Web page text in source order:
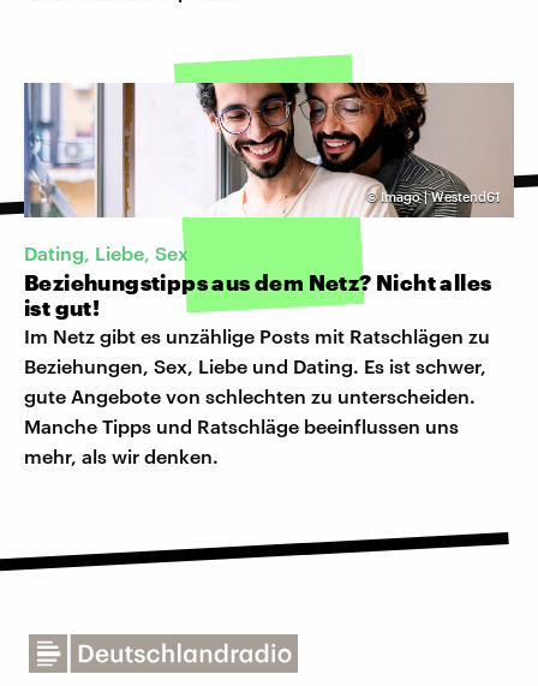
©Imago | Westend61
Dating, Liebe, Sex
Beziehungstipps aus dem Netz? Nicht alles
ist gut!
Im Netz gibt es unzählige Posts mit Ratschlägen zu
Beziehungen, Sex, Liebe und Dating. Es ist schwer,
gute Angebote von schlechten zu unterscheiden.
Manche Tipps und Ratschläge beeinflussen uns
mehr, als wir denken.